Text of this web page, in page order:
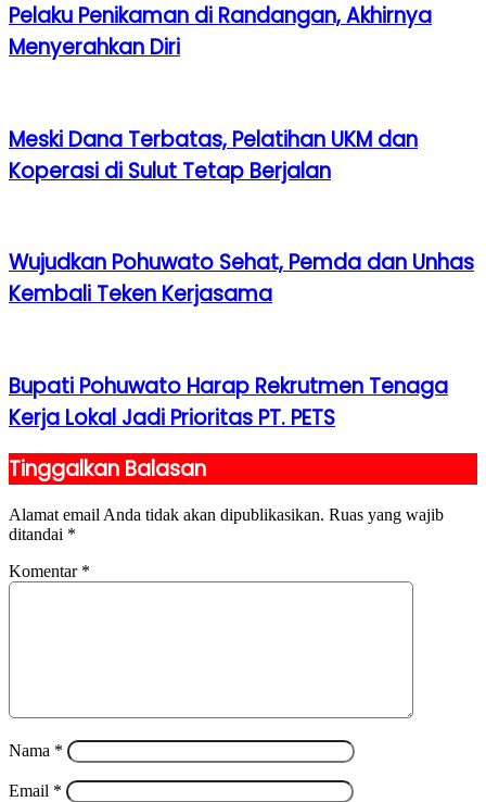
Pelaku Penikaman di Randangan, Akhirnya
Menyerahkan Diri
Meski Dana Terbatas, Pelatihan UKM dan
Koperasi di Sulut Tetap Berjalan
Wujudkan Pohuwato Sehat, Pemda dan Unhas
Kembali Teken Kerjasama
Bupati Pohuwato Harap Rekrutmen Tenaga
Kerja Lokal Jadi Prioritas PT. PETS
Tinggalkan Balasan
Alamat email Anda tidak akan dipublikasikan. Ruas yang wajib
ditandai *
Komentar *
Nama *
Email *